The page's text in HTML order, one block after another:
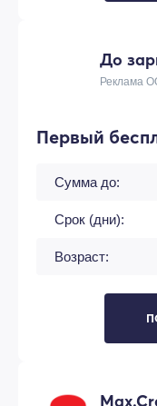
До
Реклама
Первый
Сумма до:
Срок (дни):
Возраст: